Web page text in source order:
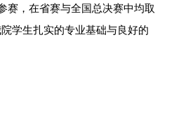
赛，在省赛与全国总决赛中均取
学生扎实的专业基础与良好的